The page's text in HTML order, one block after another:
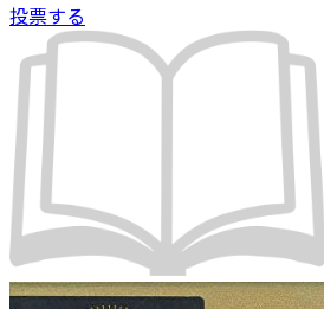
投票する